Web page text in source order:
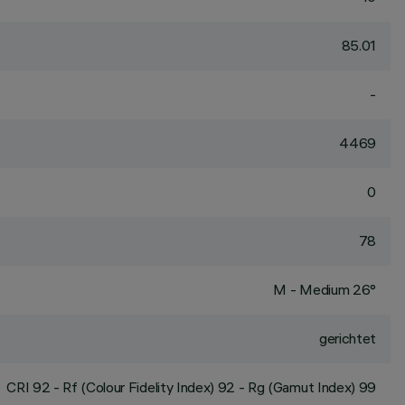
85.01
-
4469
0
78
M - Medium 26°
gerichtet
CRI 92 - Rf (Colour Fidelity Index) 92 - Rg (Gamut Index) 99